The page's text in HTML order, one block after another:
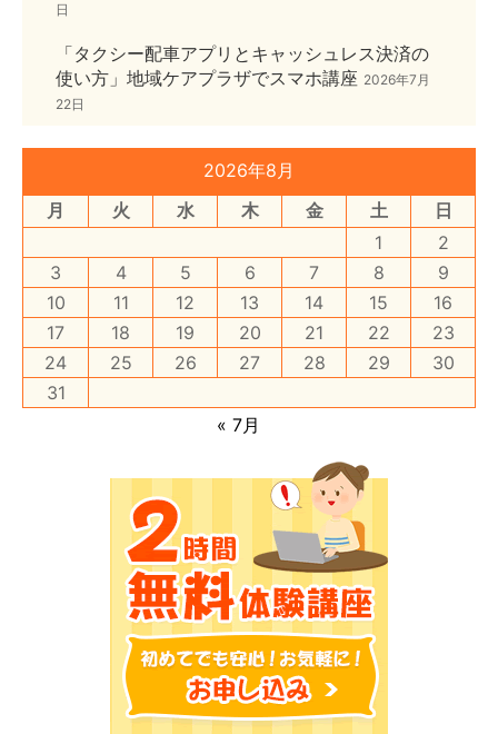
日
「タクシー配車アプリとキャッシュレス決済の
使い方」地域ケアプラザでスマホ講座 2026年7月
22日
2026年8月
月
火 水 木 金 土
日
1
2
3
4 5 6 7 8
9
10
11 12 13 14 15
16
17
18 19 20 21 22
23
24
25 26 27 28 29
30
31
« 7月